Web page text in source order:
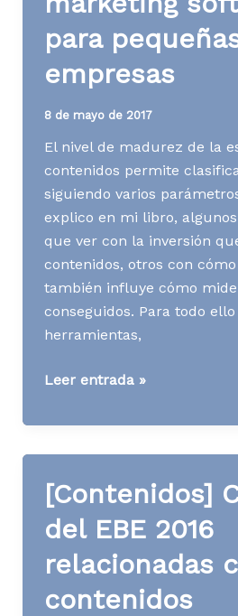
el
contenido
es
igual
para
empresas
8 de mayo de 2017
El nivel de madurez de la
contenidos permite
siguiendo varios
explico en mi libro,
que ver con la inversión
contenidos, otros con
también influye cómo
conseguidos. Para todo ello
herramientas,
[Contenidos]
marketing
pequeñas
empresas
Leer entrada »
[Contenidos]
del EBE 2016
relacionadas
contenidos